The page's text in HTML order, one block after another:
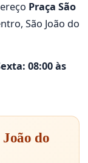
Praça São
São João do
08:00 às
João do